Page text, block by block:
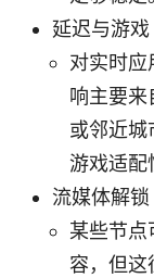
延迟与游戏
对实时应
响主要
或邻近城
游戏适配
流媒体解锁
某些节点
容，但这